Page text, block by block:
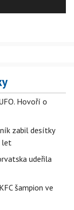
Hovoří o
zabil desítky
let
udeřila
šampion ve